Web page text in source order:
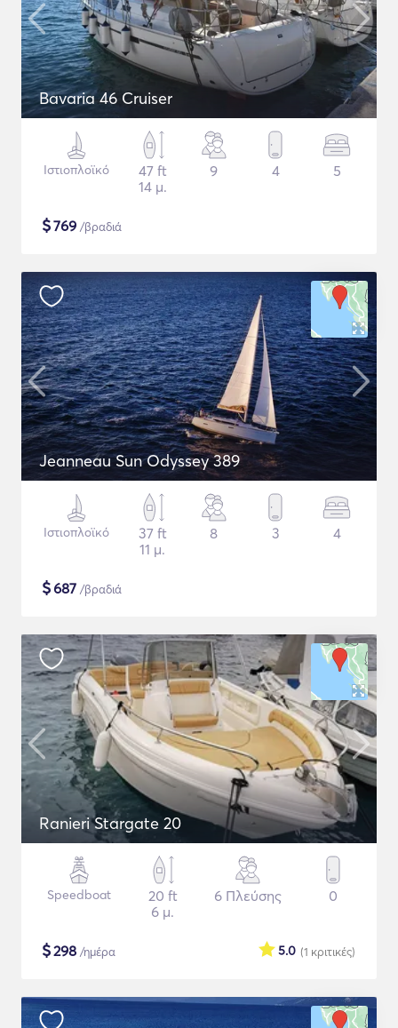
Bavaria 46 Cruiser
Ιστιοπλοϊκό
47 ft
14 μ.
9 4 5
$769 /βραδιά
Jeanneau Sun Odyssey 389
Ιστιοπλοϊκό
37 ft
11 μ.
8 3 4
$687 /βραδιά
Ranieri Stargate 20
Speedboat
20 ft
6 μ.
6 Πλεύσης 0
$298 /ημέρα (1 κριτικές)
5.0